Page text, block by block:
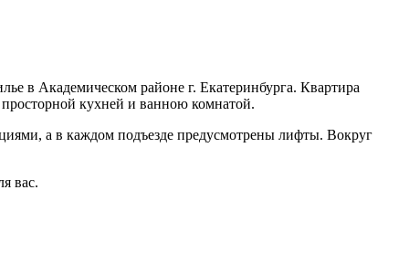
в Академическом районе г. Екатеринбурга. Квартира
кухней и ванною комнатой.
а в каждом подъезде предусмотрены лифты. Вокруг
вас.